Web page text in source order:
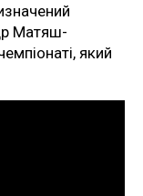
Матяш-
який